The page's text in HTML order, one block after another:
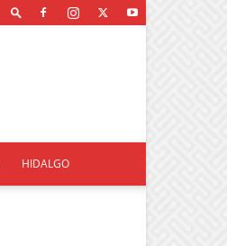
HIDALGO